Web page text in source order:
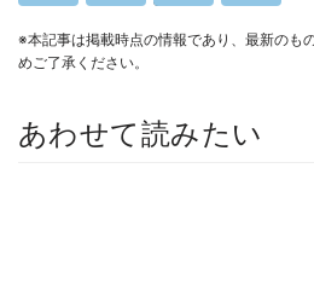
※本記事は掲載時点の情報であり、最新のも
めご了承ください。
あわせて読みたい